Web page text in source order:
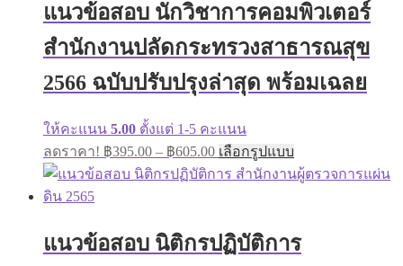
แนวข้อสอบ นักวิชาการคอมพิวเตอร์
สำนักงานปลัดกระทรวงสาธารณสุข
2566 ฉบับปรับปรุงล่าสุด พร้อมเฉลย
ให้คะแนน 5.00 ตั้งแต่ 1-5 คะแนน
ลดราคา! ฿395.00 – ฿605.00 เลือกรูปแบบ
แนวข้อสอบ นิติกรปฏิบัติการ